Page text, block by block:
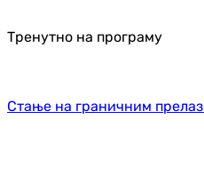
Тренутно на програму
Стање на граничним